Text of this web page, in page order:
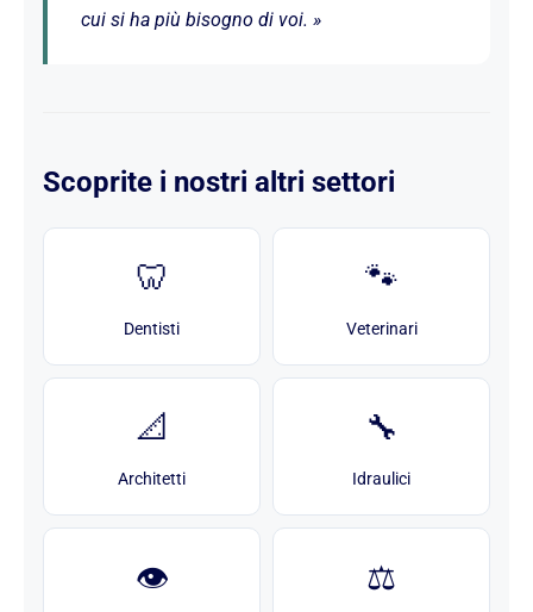
cui si ha più bisogno di voi. »
Scoprite i nostri altri settori
🦷
Dentisti
🐾
Veterinari
📐
Architetti
🔧
Idraulici
👁️ ⚖️